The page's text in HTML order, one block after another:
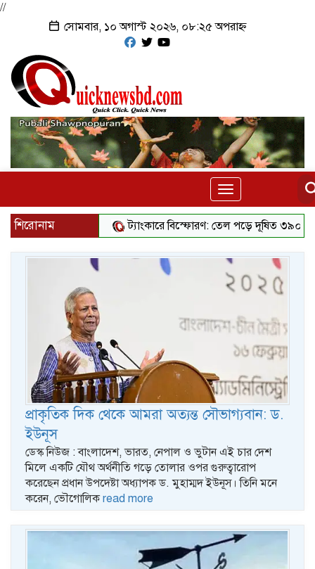
//
সোমবার, ১০ অগাস্ট ২০২৬, ০৮:২৫ অপরাহ্ন
Toggle
navigation
শিরোনাম ট্যাংকারে বিস্ফোরণ: তেল পড়ে দূষিত ৩৯০
প্রাকৃতিক দিক থেকে আমরা অত্যন্ত সৌভাগ্যবান: ড.
ইউনূস
ডেস্ক নিউজ : বাংলাদেশ, ভারত, নেপাল ও ভুটান এই চার দেশ
মিলে একটি যৌথ অর্থনীতি গড়ে তোলার ওপর গুরুত্বারোপ
করেছেন প্রধান উপদেষ্টা অধ্যাপক ড. মুহাম্মদ ইউনূস। তিনি মনে
করেন, ভৌগোলিকread more